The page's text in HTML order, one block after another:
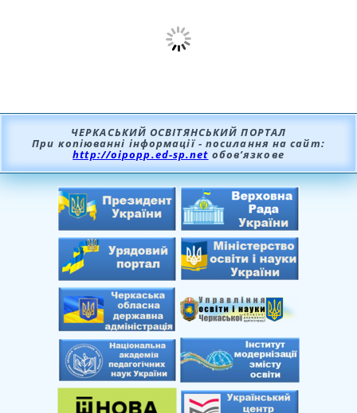
ЧЕРКАСЬКИЙ ОСВІТЯНСЬКИЙ ПОРТАЛ
При копіюванні інформації - посилання на сайт:
http://oipopp.ed-sp.net обов’язкове